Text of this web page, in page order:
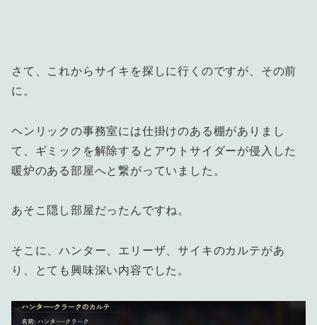
さて、これからサイキを探しに行くのですが、その前
に。
ヘンリックの事務室には仕掛けのある棚がありまし
て、ギミックを解除するとアウトサイダーが侵入した
暖炉のある部屋へと繋がっていました。
あそこ隠し部屋だったんですね。
そこに、ハンター、エリーザ、サイキのカルテがあ
り、とても興味深い内容でした。